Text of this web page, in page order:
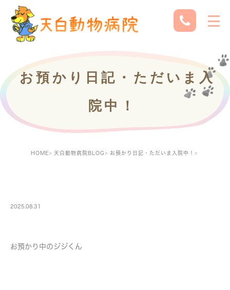
お預かり日記・ただいま入
院中！
HOME 天白動物病院BLOG お預かり日記・ただいま入院中！
2025.08.31
お預かり中のジジくん